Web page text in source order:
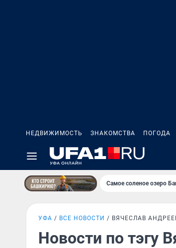
НЕДВИЖИМОСТЬ ЗНАКОМСТВА ПОГОДА
Самое соленое озеро
УФА ВСЕ НОВОСТИ ВЯЧЕСЛАВ
Новости по тэгу